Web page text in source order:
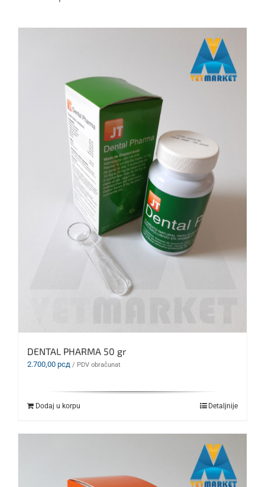
DENTAL PHARMA 50 gr
2.700,00 рсд / PDV obračunat
Dodaj u korpu Detaljnije